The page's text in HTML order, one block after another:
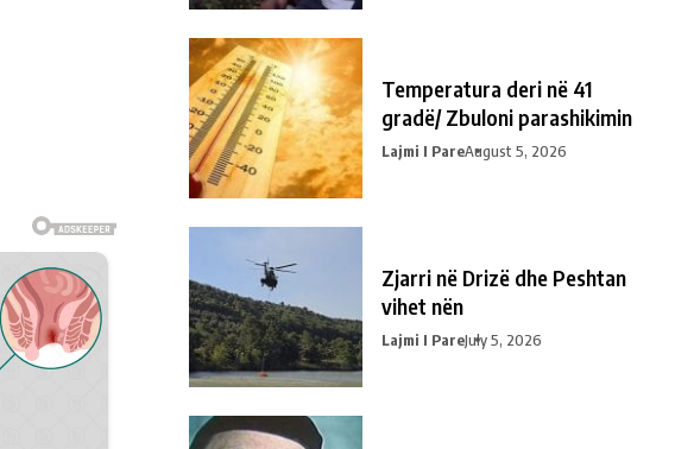
Temperatura deri në 41
gradë/ Zbuloni parashikimin
Lajmi I PareAugust 5, 2026
Zjarri në Drizë dhe Peshtan
vihet nën
Lajmi I PareJuly 5, 2026